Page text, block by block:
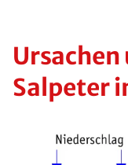
Ursachen
Salpeter